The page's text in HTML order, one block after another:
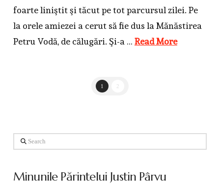
foarte liniştit şi tăcut pe tot parcursul zilei. Pe
la orele amiezei a cerut să fie dus la Mănăstirea
Petru Vodă, de călugări. Şi-a … Read More
1
Search
Minunile Părintelui Justin Pârvu